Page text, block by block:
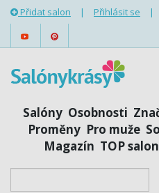
Přidat salon | Přihlásit se |
Salóny Osobnosti
Proměny Pro muže
Magazín TOP